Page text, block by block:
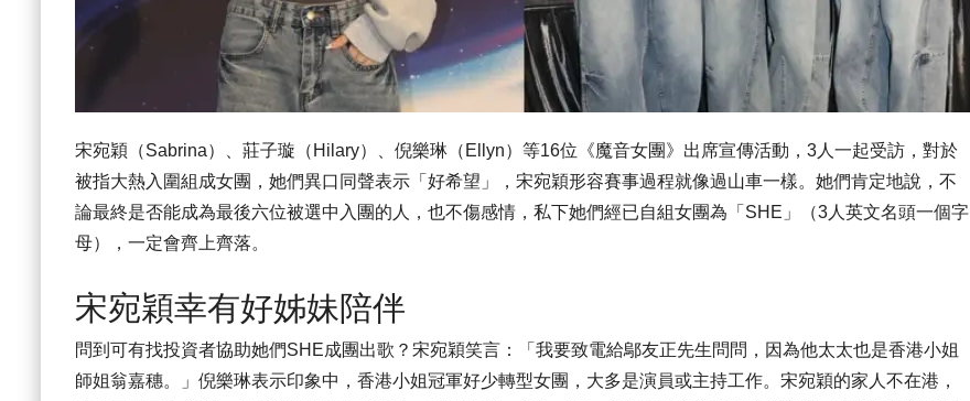
宋宛穎（Sabrina）、莊子璇（Hilary）、倪樂琳（Ellyn）等16位《魔音女團》出席宣傳活動，3人一起受訪，對於
被指大熱入圍組成女團，她們異口同聲表示「好希望」，宋宛穎形容賽事過程就像過山車一樣。她們肯定地說，不
論最終是否能成為最後六位被選中入團的人，也不傷感情，私下她們經已自組女團為「SHE」（3人英文名頭一個字
母），一定會齊上齊落。
宋宛穎幸有好姊妹陪伴
問到可有找投資者協助她們SHE成團出歌？宋宛穎笑言：「我要致電給鄔友正先生問問，因為他太太也是香港小姐
師姐翁嘉穗。」倪樂琳表示印象中，香港小姐冠軍好少轉型女團，大多是演員或主持工作。宋宛穎的家人不在港，